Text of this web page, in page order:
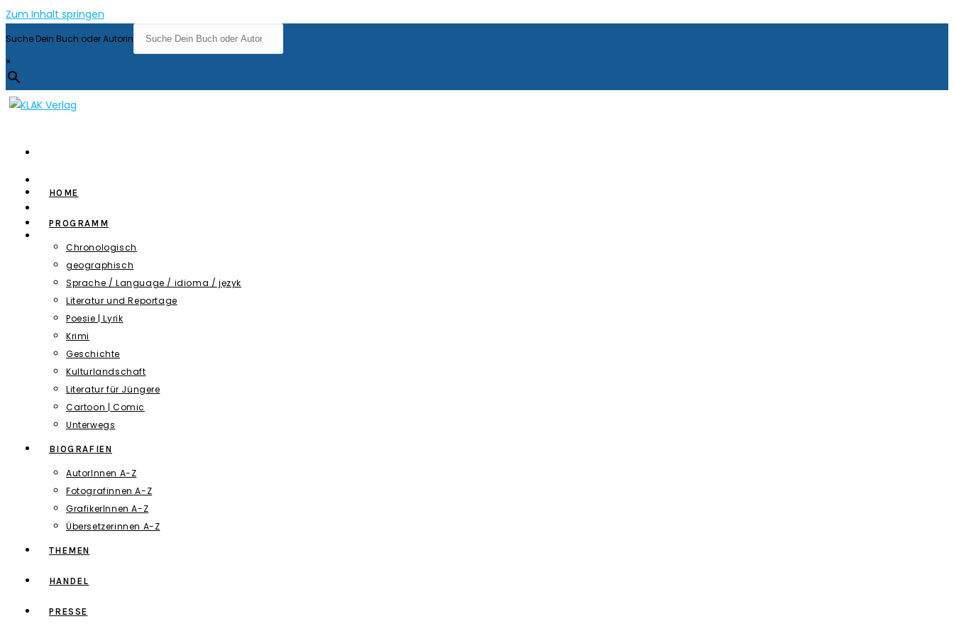
Zum Inhalt springen
Suche Dein Buch oder Autorin
×
HOME
PROGRAMM
Chronologisch
geographisch
Sprache / Language / idioma / język
Literatur und Reportage
Poesie | Lyrik
Krimi
Geschichte
Kulturlandschaft
Literatur für Jüngere
Cartoon | Comic
Unterwegs
BIOGRAFIEN
AutorInnen A-Z
Fotografinnen A-Z
GrafikerInnen A-Z
Übersetzerinnen A-Z
THEMEN
HANDEL
PRESSE